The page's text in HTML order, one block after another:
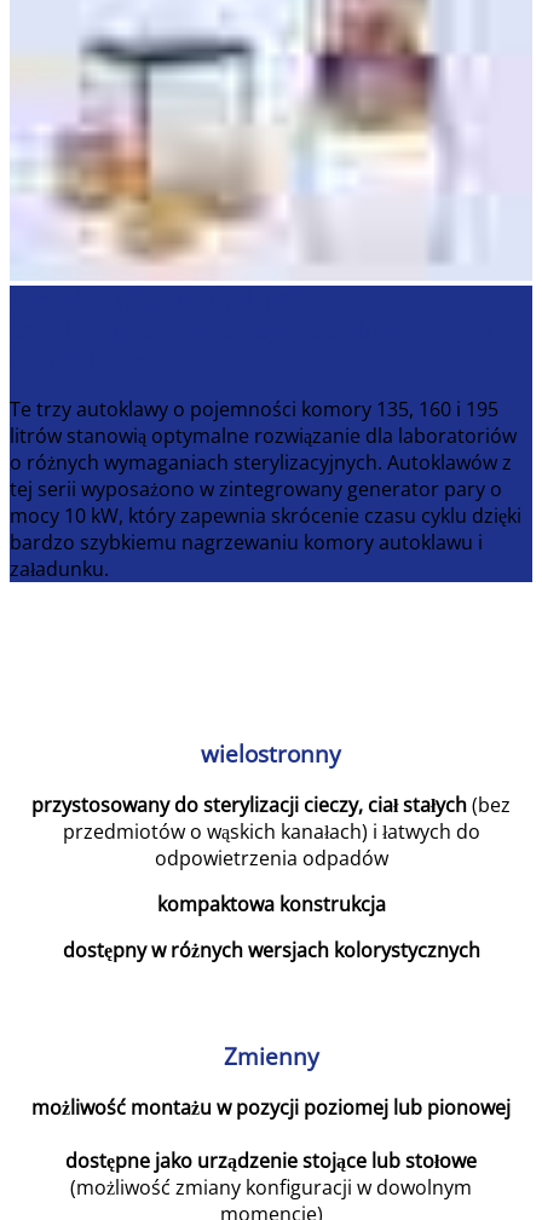
Te trzy autoklawy o pojemności komory 135, 160 i 195
litrów stanowią optymalne rozwiązanie dla laboratoriów
o różnych wymaganiach sterylizacyjnych. Autoklawów z
tej serii wyposażono w zintegrowany generator pary o
mocy 10 kW, który zapewnia skrócenie czasu cyklu dzięki
bardzo szybkiemu nagrzewaniu komory autoklawu i
załadunku.
wielostronny
przystosowany do sterylizacji cieczy, ciał stałych(bez
przedmiotów o wąskich kanałach) i łatwych do
odpowietrzenia odpadów
kompaktowa konstrukcja
dostępny w różnych wersjach kolorystycznych
Zmienny
możliwość montażu w pozycji poziomej lub pionowej
dostępne jako urządzenie stojące lub stołowe
(możliwość zmiany konfiguracji w dowolnym
momencie)